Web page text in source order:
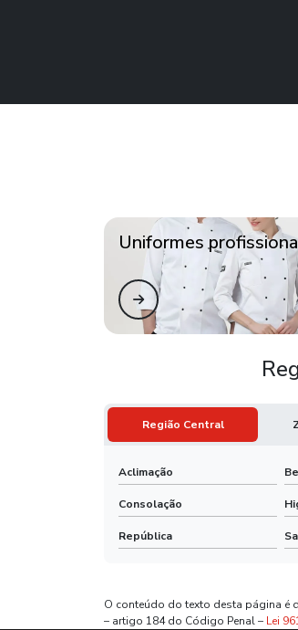
Uniformes
Região Central
Aclimação
Consolação
República
O conteúdo do texto desta página é
– artigo 184 do Código Penal – Lei